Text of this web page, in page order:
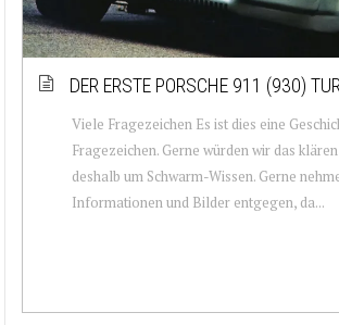
DER ERSTE PORSCHE 911 (930)
Viele Fragezeichen Es ist dies eine
Fragezeichen. Gerne würden wir das
deshalb um Schwarm-Wissen. Gerne
Informationen und Bilder entgegen, da...